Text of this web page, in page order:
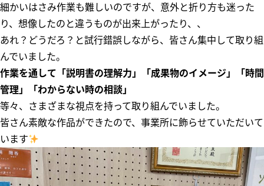
細かいはさみ作業も難しいのですが、意外と折り方も迷った
り、想像したのと違うものが出来上がったり、、
あれ？どうだろ？と試行錯誤しながら、皆さん集中して取り組
んでいました。
作業を通して「説明書の理解力」「成果物のイメージ」「時間
管理」「わからない時の相談」
等々、さまざまな視点を持って取り組んでいました。
皆さん素敵な作品ができたので、事業所に飾らせていただいて
います